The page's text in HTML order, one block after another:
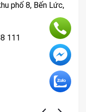
phố 8, Bến Lức,
111